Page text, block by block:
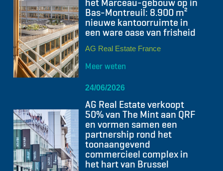
het Marceau-gebouw op in
Bas-Montreuil: 8.900 m²
nieuwe kantoorruimte in
een ware oase van frisheid
AG Real Estate France
Meer weten
24/06/2026
AG Real Estate verkoopt
50% van The Mint aan QRF
en vormen samen een
partnership rond het
toonaangevend
commercieel complex in
het hart van Brussel